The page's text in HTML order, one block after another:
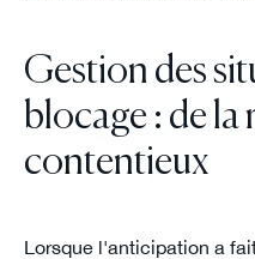
Gestion des
blocage : de la
contentieux
Lorsque l'anticipation a